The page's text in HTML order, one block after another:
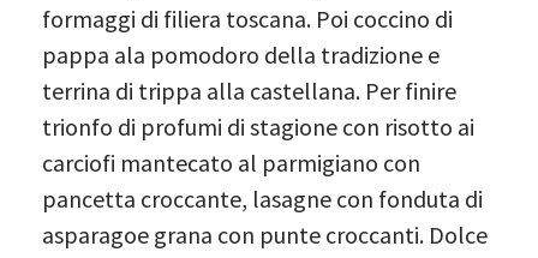
formaggi di filiera toscana. Poi coccino di
pappa ala pomodoro della tradizione e
terrina di trippa alla castellana. Per finire
trionfo di profumi di stagione con risotto ai
carciofi mantecato al parmigiano con
pancetta croccante, lasagne con fonduta di
asparagoe grana con punte croccanti. Dolce